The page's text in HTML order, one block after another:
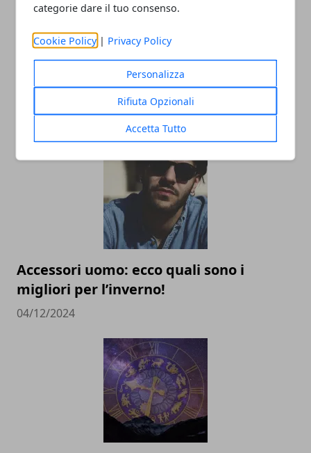
categorie dare il tuo consenso.
Cookie Policy | Privacy Policy
Personalizza
Rifiuta Opzionali
Accetta Tutto
L’universo Harry Potter: libri, film,
mostre e serie TV, tutte le versioni del
mondo fantasy più noto al mondo
02/09/2025
Accessori uomo: ecco quali sono i
migliori per l’inverno!
04/12/2024